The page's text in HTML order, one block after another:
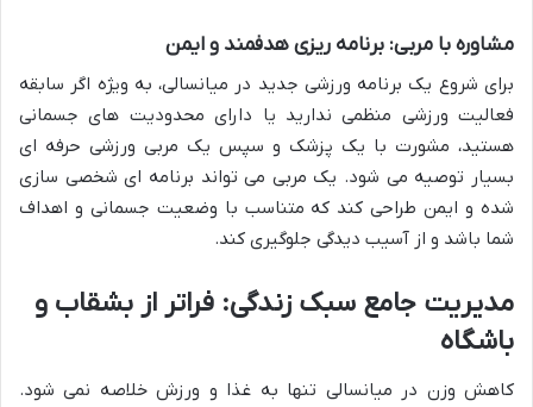
مشاوره با مربی: برنامه ریزی هدفمند و ایمن
برای شروع یک برنامه ورزشی جدید در میانسالی، به ویژه اگر سابقه
فعالیت ورزشی منظمی ندارید یا دارای محدودیت های جسمانی
هستید، مشورت با یک پزشک و سپس یک مربی ورزشی حرفه ای
بسیار توصیه می شود. یک مربی می تواند برنامه ای شخصی سازی
شده و ایمن طراحی کند که متناسب با وضعیت جسمانی و اهداف
شما باشد و از آسیب دیدگی جلوگیری کند.
مدیریت جامع سبک زندگی: فراتر از بشقاب و
باشگاه
کاهش وزن در میانسالی تنها به غذا و ورزش خلاصه نمی شود.